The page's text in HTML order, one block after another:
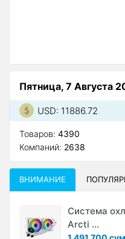
Пятница, 7 Августа
USD: 11886.72
Товаров: 4390
Компаний: 2638
ВНИМАНИЕ
Система
Arcti ...